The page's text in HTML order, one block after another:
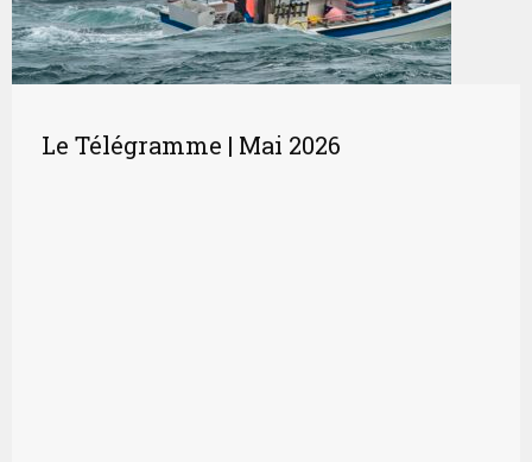
Le Télégramme | Mai 2026